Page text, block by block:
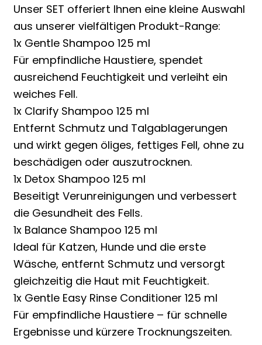
Unser SET offeriert Ihnen eine kleine Auswahl
aus unserer vielfältigen Produkt-Range:
1x Gentle Shampoo 125 ml
Für empfindliche Haustiere, spendet
ausreichend Feuchtigkeit und verleiht ein
weiches Fell.
1x Clarify Shampoo 125 ml
Entfernt Schmutz und Talgablagerungen
und wirkt gegen öliges, fettiges Fell, ohne zu
beschädigen oder auszutrocknen.
1x Detox Shampoo 125 ml
Beseitigt Verunreinigungen und verbessert
die Gesundheit des Fells.
1x Balance Shampoo 125 ml
Ideal für Katzen, Hunde und die erste
Wäsche, entfernt Schmutz und versorgt
gleichzeitig die Haut mit Feuchtigkeit.
1x Gentle Easy Rinse Conditioner 125 ml
Für empfindliche Haustiere – für schnelle
Ergebnisse und kürzere Trocknungszeiten.